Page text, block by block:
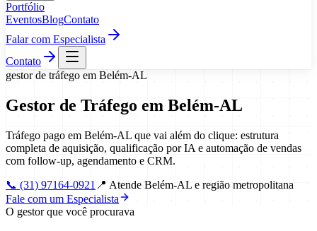
Portfólio
EventosBlogContato
Falar com Especialista
Contato
gestor de tráfego em Belém-AL
Gestor de Tráfego em Belém-AL
Tráfego pago em Belém-AL que vai além do clique: estrutura
completa de aquisição, qualificação por IA e automação de vendas
com follow-up, agendamento e CRM.
📞 (31) 97164-0921 📍 Atende Belém-AL e região metropolitana
Fale com um Especialista
O gestor que você procurava